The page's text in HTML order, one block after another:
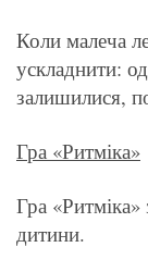
Коли малеча
ускладнити:
залишилися,
Гра «Ритміка»
Гра «Ритміка»
дитини.